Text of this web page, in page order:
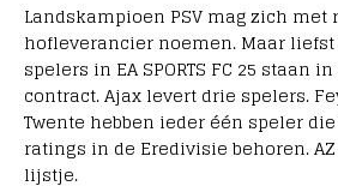
Landskampioen PSV mag zich met
hofleverancier noemen. Maar liefst
spelers in EA SPORTS FC 25 staan
contract. Ajax levert drie spelers.
Twente hebben ieder één speler
ratings in de Eredivisie behoren.
lijstje.